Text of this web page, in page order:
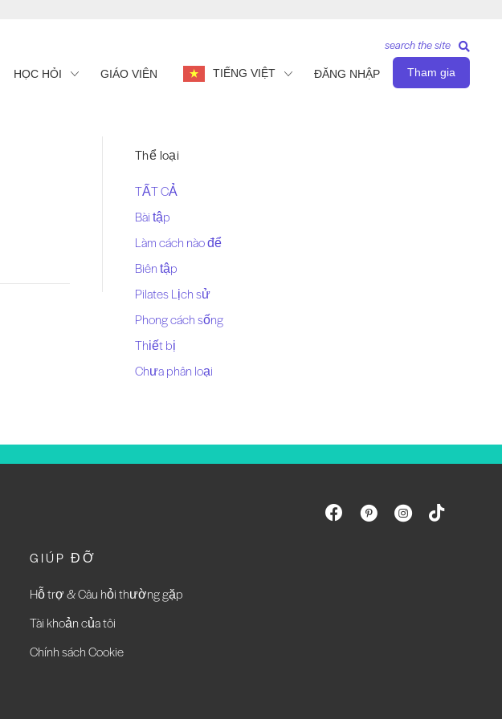
HỌC HỎI GIÁO VIÊN TIẾNG VIỆT ĐĂNG NHẬP Tham gia
search the site
Thể loại
TẤT CẢ
Bài tập
Làm cách nào để
Biên tập
Pilates Lịch sử
Phong cách sống
Thiết bị
Chưa phân loại
GIÚP ĐỠ
Hỗ trợ & Câu hỏi thường gặp
Tài khoản của tôi
Chính sách Cookie